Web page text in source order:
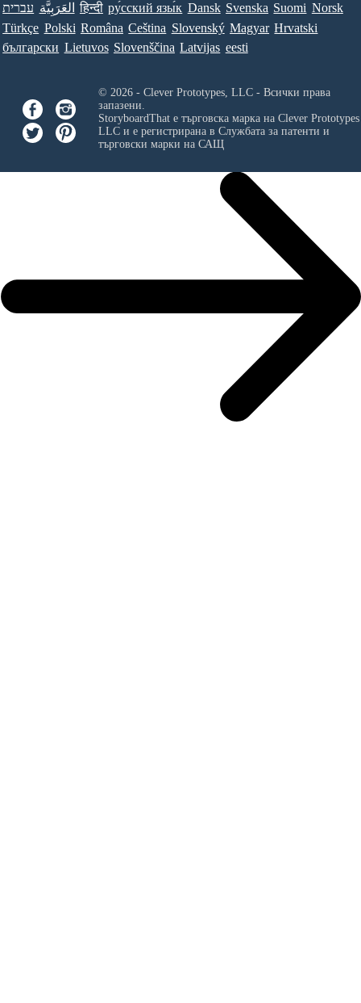
עברית العَرَبِيَّة हिन्दी ру́сский язы́к Dansk Svenska Suomi Norsk
Türkçe Polski Româna Ceština Slovenský Magyar Hrvatski
български Lietuvos Slovenščina Latvijas eesti
© 2026 - Clever Prototypes, LLC - Всички права
запазени.
StoryboardThat е търговска марка на Clever
LLCи е регистрирана в Службата за патенти и
търговски марки на САЩ